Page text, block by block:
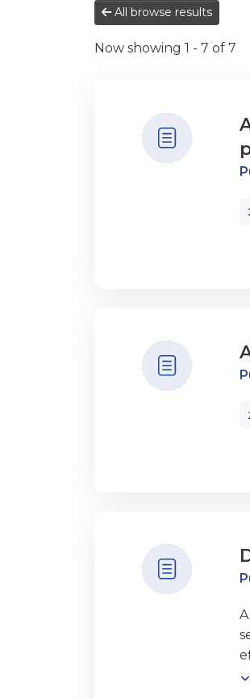
All browse results
Now showing 1 - 7 of 7